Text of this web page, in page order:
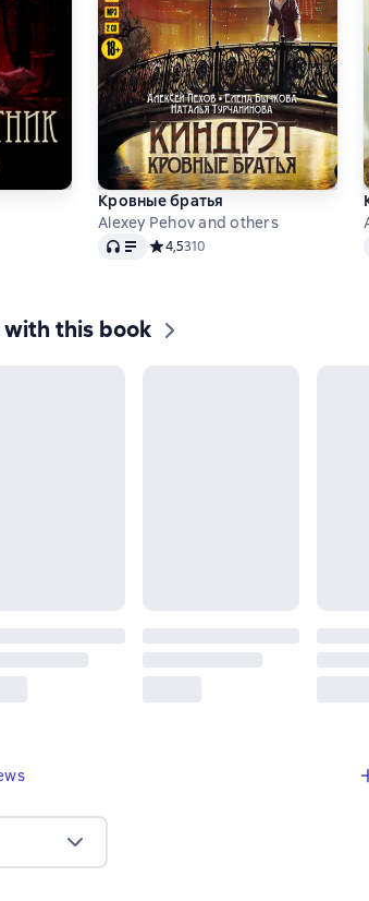
на основе 103 оценок
Кровные братья
Alexey Pehov and others
Audio Средний рейтинг 4,5 на основе
4,5310
this book